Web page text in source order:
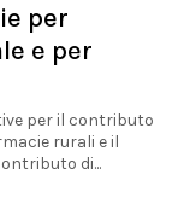
per
e per
per il contributo
rurali e il
di...